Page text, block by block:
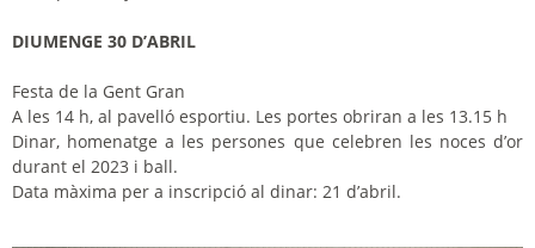
DIUMENGE 30 D’ABRIL
Festa de la Gent Gran
A les 14 h, al pavelló esportiu. Les portes obriran a les 13.15 h
Dinar, homenatge a les persones que celebren les noces d’or
durant el 2023 i ball.
Data màxima per a inscripció al dinar: 21 d’abril.